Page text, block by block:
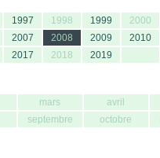
1997 1998 1999 2000
2007 2008 2009 2010
2017 2018 2019
mars avril
septembre octobre